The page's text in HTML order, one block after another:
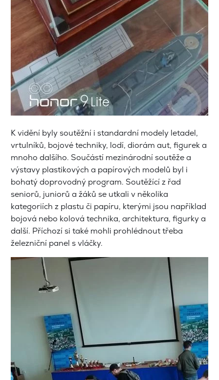
K vidění byly soutěžní i standardní modely letadel,
vrtulníků, bojové techniky, lodí, diorám aut, figurek a
mnoho dalšího. Součástí mezinárodní soutěže a
výstavy plastikových a papírových modelů byl i
bohatý doprovodný program. Soutěžící z řad
seniorů, juniorů a žáků se utkali v několika
kategoriích z plastu či papíru, kterými jsou například
bojová nebo kolová technika, architektura, figurky a
další. Příchozí si také mohli prohlédnout třeba
železniční panel s vláčky.